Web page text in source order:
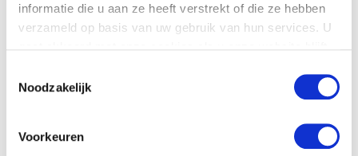
informatie die u aan ze heeft verstrekt of die ze hebben
verzameld op basis van uw gebruik van hun services. U
Noodzakelijk
Voorkeuren